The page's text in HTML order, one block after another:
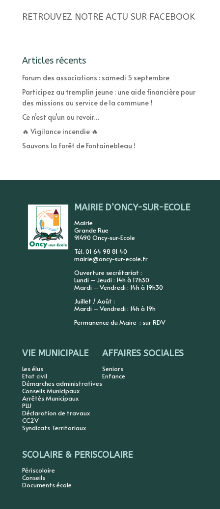
RETROUVEZ NOTRE ACTU SUR FACEBOOK
Articles récents
Forum des associations : samedi 5 septembre
Participez au tremplin jeune : une aide financière pour
des missions au service de la commune !
Ce n’est qu’un au revoir…
🔥 Vigilance incendie 🔥
Sauvons la forêt de Fontainebleau !
MAIRIE D’ONCY-SUR-ECOLE
Mairie
Grande Rue
91490 Oncy-sur-Ecole
Tél. 01 64 98 81 40
mairie@oncy-sur-ecole.fr
Ouverture secrétariat :
Lundi – Jeudi : 14h à 17h30
Mardi – Vendredi : 14h à 19h30
Juillet / Août :
Mardi – Vendredi : 14h à 19h
Permanence du Maire : sur RDV
VIE MUNICIPALE
Les élus
Etat civil
Démarches administratives
Conseils Municipaux
Arrêtés Municipaux
PLU
Déclaration de travaux
CC2V
Syndicats Territoriaux
AFFAIRES SOCIALES
Seniors
Enfance
SCOLAIRE & PERISCOLAIRE
Périscolaire
Conseils
Documents école